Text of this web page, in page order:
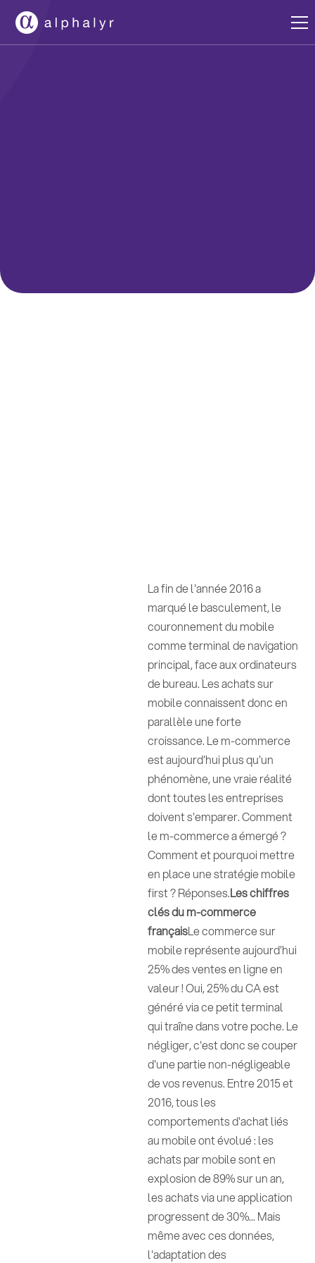
La fin de l'année 2016 a
marqué le basculement, le
couronnement du mobile
comme terminal de navigation
principal, face aux ordinateurs
de bureau. Les achats sur
mobile connaissent donc en
parallèle une forte
croissance. Le m-commerce
est aujourd'hui plus qu'un
phénomène, une vraie réalité
dont toutes les entreprises
doivent s'emparer. Comment
le m-commerce a émergé ?
Comment et pourquoi mettre
en place une stratégie mobile
first ? Réponses.Les chiffres
clés du m-commerce
françaisLe commerce sur
mobile représente aujourd'hui
25% des ventes en ligne en
valeur ! Oui, 25% du CA est
généré via ce petit terminal
qui traîne dans votre poche. Le
négliger, c'est donc se couper
d'une partie non-négligeable
de vos revenus. Entre 2015 et
2016, tous les
comportements d'achat liés
au mobile ont évolué : les
achats par mobile sont en
explosion de 89% sur un an,
les achats via une application
progressent de 30%... Mais
même avec ces données,
l'adaptation des